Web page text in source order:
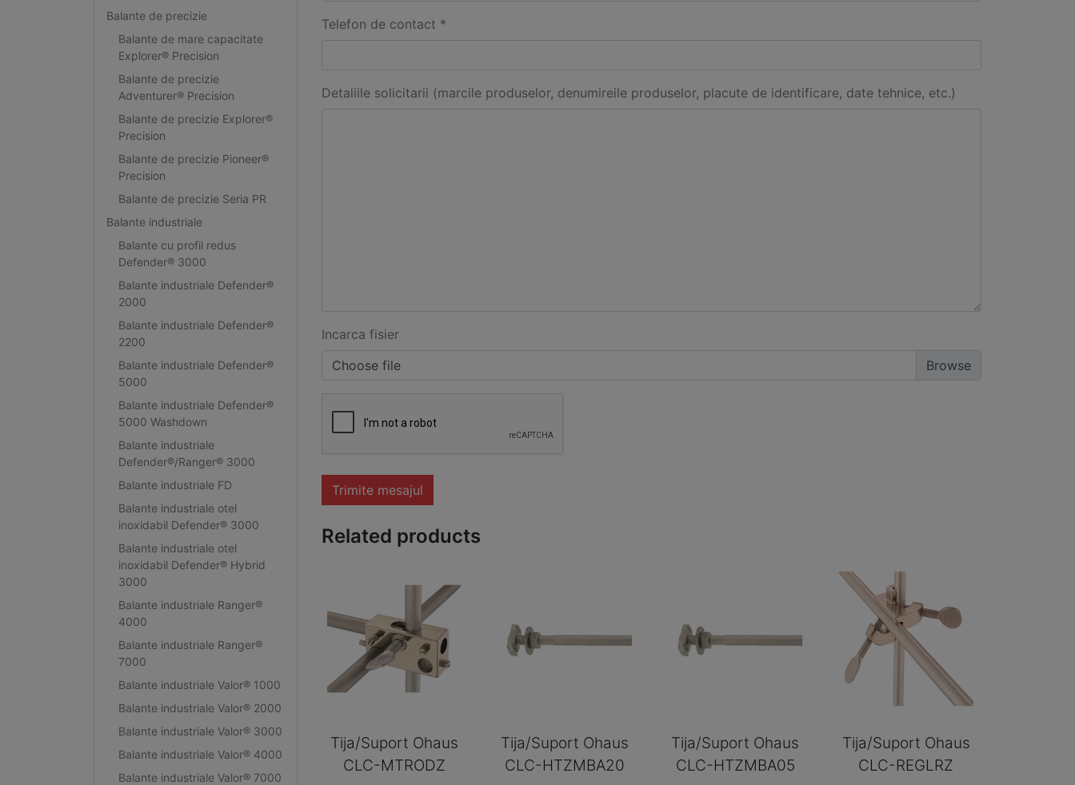
Balante de precizie
Balante de mare capacitate
Explorer® Precision
Balante de precizie
Adventurer® Precision
Balante de precizie Explorer®
Precision
Balante de precizie Pioneer®
Precision
Balante de precizie Seria PR
Balante industriale
Balante cu profil redus
Defender® 3000
Balante industriale Defender®
2000
Balante industriale Defender®
2200
Balante industriale Defender®
5000
Balante industriale Defender®
5000 Washdown
Balante industriale
Defender®/Ranger® 3000
Balante industriale FD
Balante industriale otel
inoxidabil Defender® 3000
Balante industriale otel
inoxidabil Defender® Hybrid
3000
Balante industriale Ranger®
4000
Balante industriale Ranger®
7000
Balante industriale Valor® 1000
Balante industriale Valor® 2000
Balante industriale Valor® 3000
Balante industriale Valor® 4000
Balante industriale Valor® 7000
Telefon de contact *
Detaliile solicitarii (marcile produselor, denumireile produselor, placute de identificare, date tehnice, etc.)
Incarca fisier
Choose file
Trimite mesajul
Related products
Tija/Suport Ohaus
CLC-MTRODZ
Tija/Suport Ohaus
CLC-HTZMBA20
Tija/Suport Ohaus
CLC-HTZMBA05
Tija/Suport Ohaus
CLC-REGLRZ